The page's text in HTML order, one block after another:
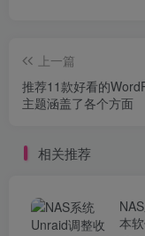
上一篇
推荐11款好看的
主题涵盖了各个方面
相关推荐
本